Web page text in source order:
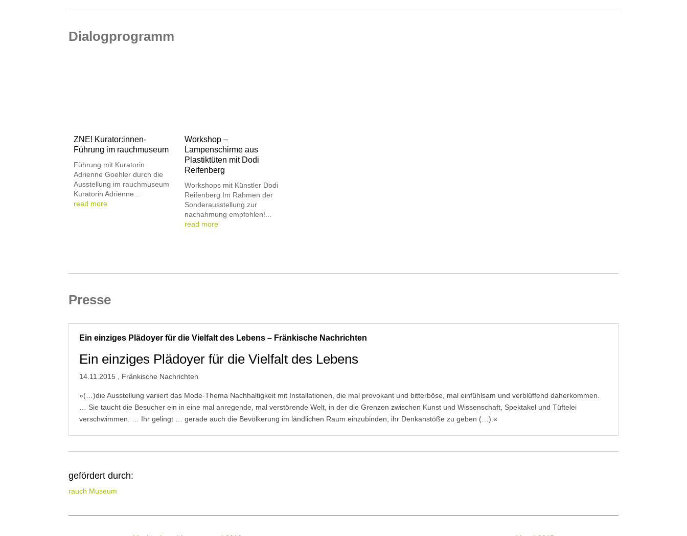
Dialogprogramm
ZNE! Kurator:innen-
Führung im rauchmuseum
Führung mit Kuratorin
Adrienne Goehler durch die
Ausstellung im rauchmuseum
Kuratorin Adrienne...
read more
Workshop –
Lampenschirme aus
Plastiktüten mit Dodi
Reifenberg
Workshops mit Künstler Dodi
Reifenberg Im Rahmen der
Sonderausstellung zur
nachahmung empfohlen!...
read more
Presse
Ein einziges Plädoyer für die Vielfalt des Lebens – Fränkische Nachrichten
Ein einziges Plädoyer für die Vielfalt des Lebens
14.11.2015 , Fränkische Nachrichten
»(…)die Ausstellung variiert das Mode-Thema Nachhaltigkeit mit Installationen, die mal provokant und bitterböse, mal einfühlsam und verblüffend daherkommen.
… Sie taucht die Besucher ein in eine mal anregende, mal verstörende Welt, in der die Grenzen zwischen Kunst und Wissenschaft, Spektakel und Tüftelei
verschwimmen. … Ihr gelingt … gerade auch die Bevölkerung im ländlichen Raum einzubinden, ihr Denkanstöße zu geben (…).«
gefördert durch:
rauch Museum